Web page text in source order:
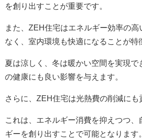
を創り出すことが重要です。
また、ZEH住宅はエネルギー効率の
なく、室内環境も快適になることが特
夏は涼しく、冬は暖かい空間を実現で
の健康にも良い影響を与えます。
さらに、ZEH住宅は光熱費の削減にも
これは、エネルギー消費を抑えつつ
ギーを創り出すことで可能となります。